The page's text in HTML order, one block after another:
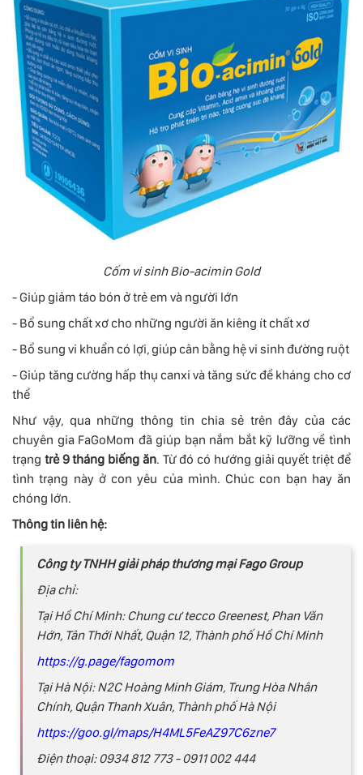
Cốm vi sinh Bio-acimin Gold
- Giúp giảm táo bón ở trẻ em và người lớn
- Bổ sung chất xơ cho những người ăn kiêng ít chất xơ
- Bổ sung vi khuẩn có lợi, giúp cân bằng hệ vi sinh đường ruột
- Giúp tăng cường hấp thụ canxi và tăng sức đề kháng cho cơ
thể
Như vậy, qua những thông tin chia sẻ trên đây của các
chuyên gia FaGoMom đã giúp bạn nắm bắt kỹ lưỡng về tình
trạng trẻ 9 tháng biếng ăn. Từ đó có hướng giải quyết triệt để
tình trạng này ở con yêu của mình. Chúc con bạn hay ăn
chóng lớn.
Thông tin liên hệ:
Công ty TNHH giải pháp thương mại Fago Group
Địa chỉ:
Tại Hồ Chí Minh: Chung cư tecco Greenest, Phan Văn
Hớn, Tân Thới Nhất, Quận 12, Thành phố Hồ Chí Minh
https://g.page/fagomom
Tại Hà Nội: N2C Hoàng Minh Giám, Trung Hòa Nhân
Chính, Quận Thanh Xuân, Thành phố Hà Nội
https://goo.gl/maps/H4ML5FeAZ97C6zne7
Điện thoại: 0934 812 773 - 0911 002 444